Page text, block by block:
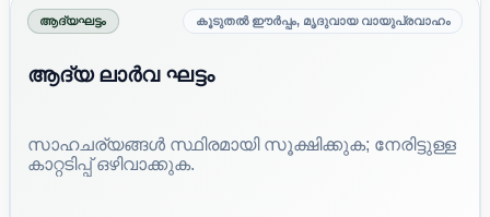
ആദ്യഘട്ടം കൂടുതൽ ഈർപ്പം, മൃദുവായ വായുപ്രവാഹം
ആദ്യ ലാർവ ഘട്ടം
സാഹചര്യങ്ങൾ സ്ഥിരമായി സൂക്ഷിക്കുക; നേരിട്ടുള്ള
കാറ്റടിപ്പ് ഒഴിവാക്കുക.